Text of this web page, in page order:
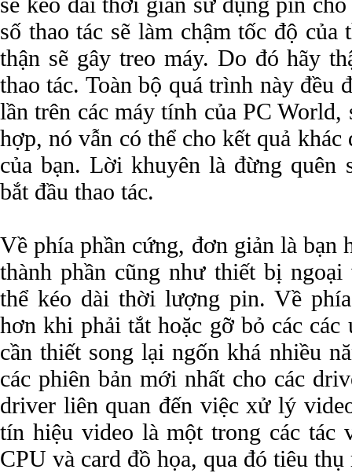
số thao tác sẽ làm chậm tốc độ
thận sẽ gây treo máy. Do đó hãy
thao tác. Toàn bộ quá trình này đều
lần trên các máy tính của PC
hợp, nó vẫn có thể cho kết quả
của bạn. Lời khuyên là đừng
bắt đầu thao tác.
Về phía phần cứng, đơn giản là bạn
thành phần cũng như thiết bị
thể kéo dài thời lượng pin. Về
hơn khi phải tắt hoặc gỡ bỏ các
cần thiết song lại ngốn khá nhiều
các phiên bản mới nhất cho các
driver liên quan đến việc xử lý
tín hiệu video là một trong các tác
CPU và card đồ họa, qua đó tiêu